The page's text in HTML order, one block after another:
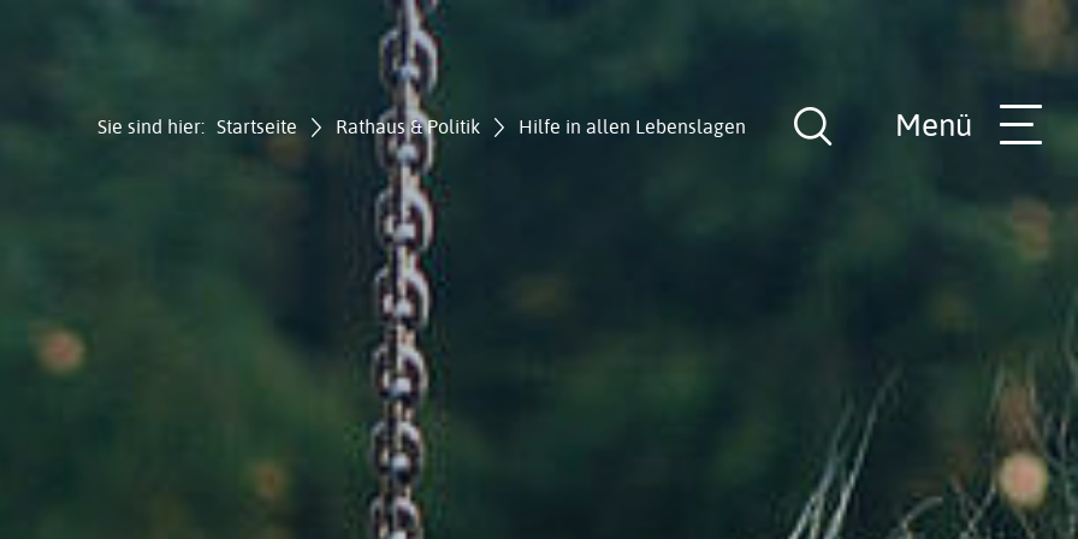
Sie sind hier: Startseite Rathaus & Politik Hilfe in allen Lebenslagen Menü
Rathaus-Team
Hilfe in allen Lebenslagen